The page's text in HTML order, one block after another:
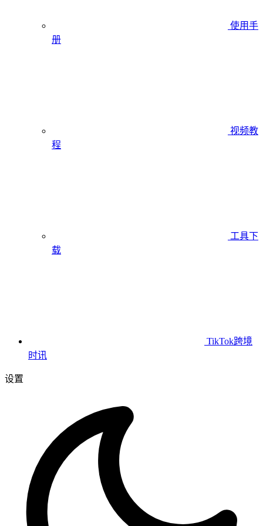
使用手
册
视频教
程
工具下
载
TikTok跨境
时讯
设置